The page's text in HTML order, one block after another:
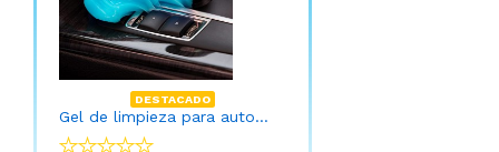
DESTACADO
Gel de limpieza para automóvil